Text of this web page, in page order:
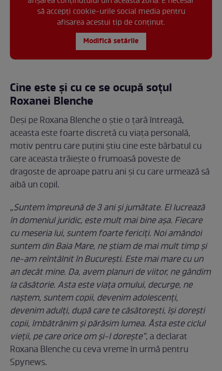
să accepți cookie-urile social media pentru
afisarea acestui tip de conținut.
Modifică setările
Cine este și cu ce se ocupă soțul
Roxanei Blenche
Deși pe Roxana Blenche o știe o țară întreagă,
aceasta este foarte discretă cu viața personală,
motiv pentru care puțini știu cine este bărbatul cu
care aceasta trăiește o frumoasă poveste de
dragoste de aproape patru ani și cu care urmează să
aibă un copil.
„Suntem împreună de 3 ani și jumătate. El lucrează
în domeniul juridic, este mult mai bine așa. Fiecare
cu meseria lui, suntem foarte fericiți. Noi amândoi
suntem din Baia Mare, ne știam de mai mult timp și
ne-am reîntâlnit în București. Este mai mare cu un
an decât mine. Da, avem planuri de viitor, ne gândim
la căsătorie. Asta este viața omului, decurge, ne
naștem, suntem copii, devenim adolescenți,
devenim adulți, după care te căsătorești, își dorești
copii, îmbătrânim și părăsim lumea. Ăsta este ciclul
vieții, pe care orice om și-l dorește”, a declarat
Roxana Blenche cu ceva vreme în urmă pentru
Spynews.